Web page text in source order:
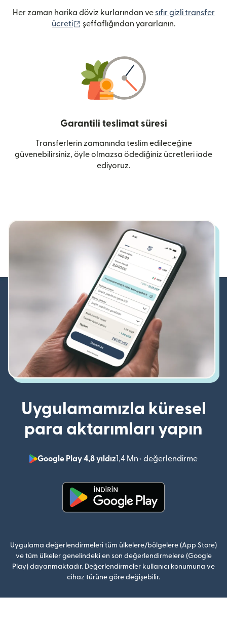
Her zaman harika döviz kurlarından ve sıfır gizli transfer
ücreti
(yeni pencerede açılır)
şeffaflığından yararlanın.
Garantili teslimat süresi
Transferlerin zamanında teslim edileceğine
güvenebilirsiniz, öyle olmazsa ödediğiniz ücretleri iade
ediyoruz.
Uygulamamızla küresel
para aktarımları yapın
Google Play 4,8 yıldız1,4 Mn+ değerlendirme
Uygulama değerlendirmeleri tüm ülkelere/bölgelere (App Store)
ve tüm ülkeler genelindeki en son değerlendirmelere (Google
Play) dayanmaktadır. Değerlendirmeler kullanıcı konumuna ve
cihaz türüne göre değişebilir.